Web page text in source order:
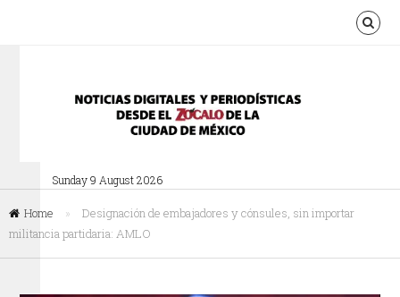
Sunday 9 August 2026
Home »
Designación de embajadores y cónsules, sin importar
militancia partidaria: AMLO